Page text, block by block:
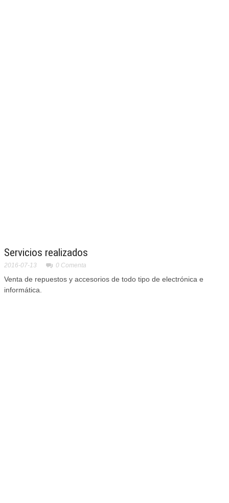
Servicios realizados
2016-07-13 0 Comenta
Venta de repuestos y accesorios de todo tipo de electrónica e
informática.